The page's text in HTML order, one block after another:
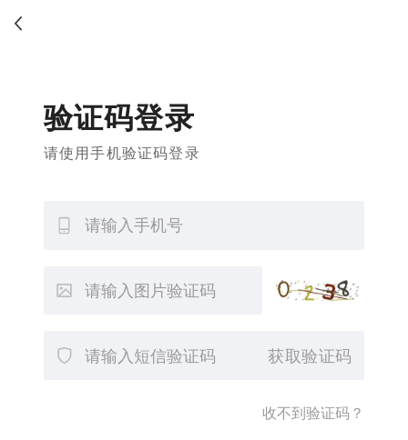
验证码登录
请使用手机验证码登录
获取验证码
收不到验证码？